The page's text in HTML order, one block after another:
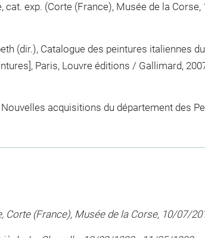
exp. (Corte (France), Musée de la Corse,
(dir.), Catalogue des peintures italiennes
Paris, Louvre éditions / Gallimard,
acquisitions du département des
(France), Musée de la Corse, 10/07/